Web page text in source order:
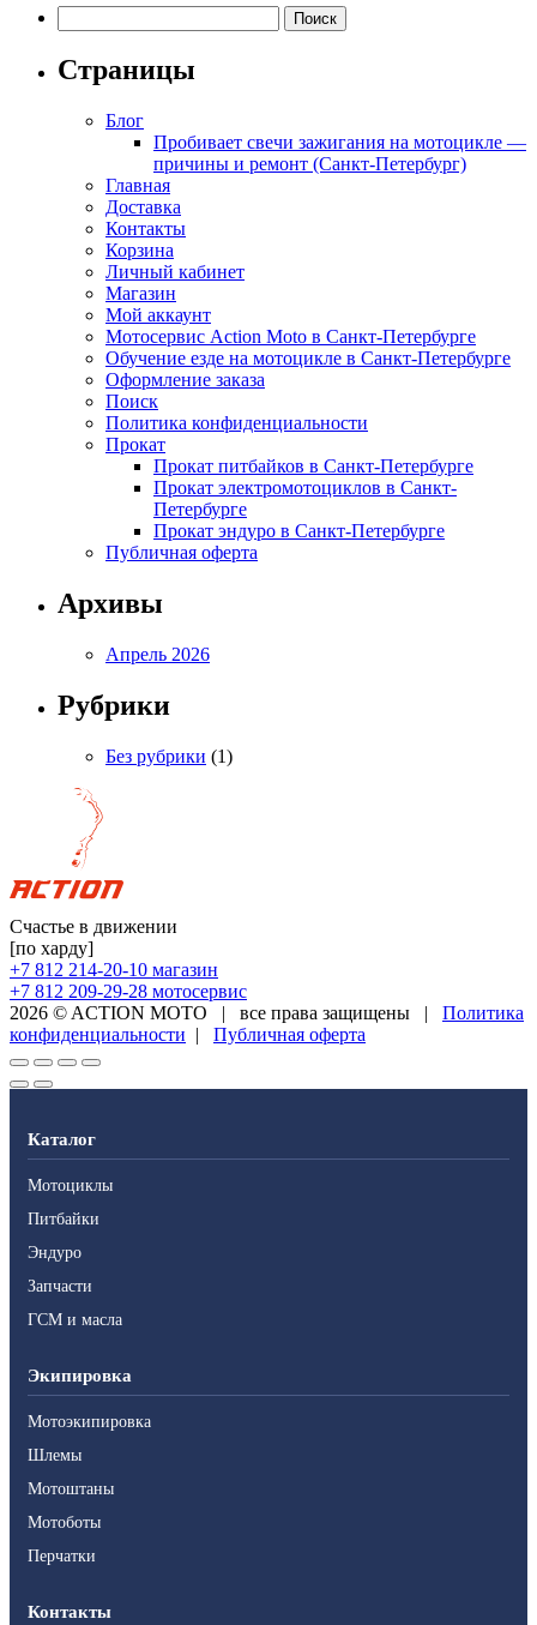
Страницы
Блог
Пробивает свечи зажигания на мотоцикле —
причины и ремонт (Санкт-Петербург)
Главная
Доставка
Контакты
Корзина
Личный кабинет
Магазин
Мой аккаунт
Мотосервис Action Moto в Санкт-Петербурге
Обучение езде на мотоцикле в Санкт-Петербурге
Оформление заказа
Поиск
Политика конфиденциальности
Прокат
Прокат питбайков в Санкт-Петербурге
Прокат электромотоциклов в Санкт-
Петербурге
Прокат эндуро в Санкт-Петербурге
Публичная оферта
Архивы
Апрель 2026
Рубрики
Без рубрики (1)
Счастье в движении
[по харду]
+7 812 214-20-10 магазин
+7 812 209-29-28 мотосервис
2026 © ACTION MOTO | все права защищены |
Политика
конфиденциальности | Публичная оферта
Каталог
Мотоциклы
Питбайки
Эндуро
Запчасти
ГСМ и масла
Экипировка
Мотоэкипировка
Шлемы
Мотоштаны
Мотоботы
Перчатки
Контакты